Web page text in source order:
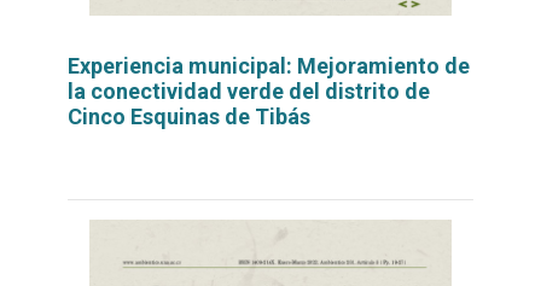
Experiencia municipal: Mejoramiento de
la conectividad verde del distrito de
Cinco Esquinas de Tibás